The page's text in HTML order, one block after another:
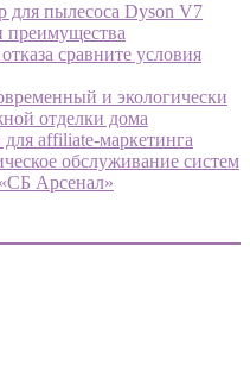
для пылесоса Dyson V7
преимущества
сравните условия
и экологически
отделки дома
affiliate-маркетинга
обслуживание систем
Арсенал»